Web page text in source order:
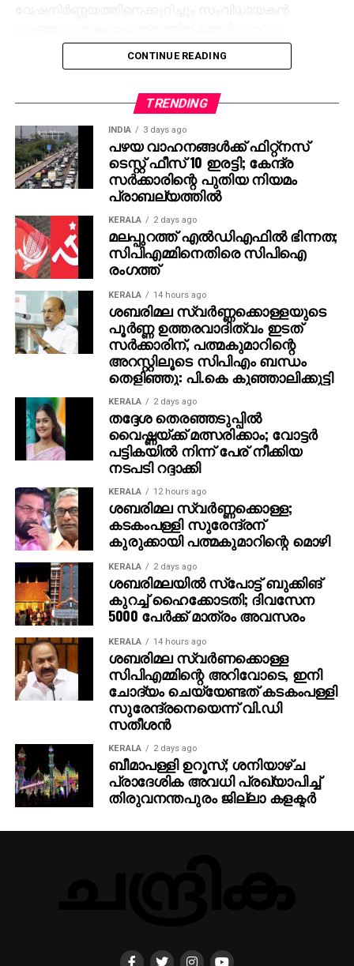
അനുയോജ്യനാണെന്ന് തോന്നിയതിനാല്‍
എക്‌സിക്യൂട്ടീവ് പ്രൊഡ്യൂസര്‍ വിവേക് ദാമോദരന്‍
തങ്ങള്‍ക്ക് മനസ്സിലുണ്ടായിരുന്നതുപോലെ തന്നെയാണ്
പൃഥ്വിരാജും ആ വേഷം മമ്മൂക്ക ചെയ്യണം എന്ന്
നിര്‍ദേശിച്ചതെന്നും അദ്ദേഹം വെളിപ്പെടുത്തി. ജിതിന്‍
കെ. ജോസ് പറഞ്ഞു പോലെ, വിനായകന്‍ അവതരിപ്പിച്ച
വേഷം തന്നെയാണ് ആദ്യം പൃഥ്വിരാജിന്
പരിഗണിച്ചത്. മമ്മൂട്ടി കമ്പനി നിര്‍മിച്ച ‘കളങ്കാവല്‍’
നവംബര്‍ 27ന് തീയേറ്ററുകളില്‍ റിലീസ് ചെയ്യും.
CONTINUE READING
TRENDING
INDIA 3 days ago
പഴയ വാഹനങ്ങള്‍ക്ക് ഫിറ്റ്‌നസ്
ടെസ്റ്റ് ഫീസ് 10 ഇരട്ടി; കേന്ദ്ര
സര്‍ക്കാരിന്റെ പുതിയ നിയമം
പ്രാബല്യത്തില്‍
KERALA 2 days ago
മലപ്പുറത്ത് എല്‍ഡിഎഫില്‍ ഭിന്നത;
സിപിഎമ്മിനെതിരെ സിപിഐ
രംഗത്ത്
KERALA 14 hours ago
ശബരിമല സ്വര്‍ണ്ണക്കൊള്ളയുടെ
പൂര്‍ണ്ണ ഉത്തരവാദിത്വം ഇടത്
സര്‍ക്കാരിന്, പത്മകുമാറിന്റെ
അറസ്റ്റിലൂടെ സിപിഎം ബന്ധം
തെളിഞ്ഞു: പി.കെ കുഞ്ഞാലിക്കുട്ടി
KERALA 2 days ago
തദ്ദേശ തെരഞ്ഞടുപ്പില്‍
വൈഷ്ണയ്ക്ക് മത്സരിക്കാം; വോട്ടര്‍
പട്ടികയില്‍ നിന്ന് പേര് നീക്കിയ
നടപടി റദ്ദാക്കി
KERALA 12 hours ago
ശബരിമല സ്വര്‍ണ്ണക്കൊള്ള;
കടകംപള്ളി സുരേന്ദ്രന്
കുരുക്കായി പത്മകുമാറിന്റെ മൊഴി
KERALA 2 days ago
ശബരിമലയില്‍ സ്‌പോട്ട് ബുക്കിങ്
കുറച്ച് ഹൈക്കോടതി; ദിവസേന
5000 പേര്‍ക്ക് മാത്രം അവസരം
KERALA 14 hours ago
ശബരിമല സ്വര്‍ണക്കൊള്ള
സിപിഎമ്മിന്റെ അറിവോടെ, ഇനി
ചോദ്യം ചെയ്യേണ്ടത് കടകംപള്ളി
സുരേന്ദ്രനെയെന്ന് വി.ഡി
സതീശന്‍
KERALA 2 days ago
ബീമാപള്ളി ഉറൂസ്; ശനിയാഴ്ച
പ്രാദേശിക അവധി പ്രഖ്യാപിച്ച്
തിരുവനന്തപുരം ജില്ലാ കളക്ടര്‍